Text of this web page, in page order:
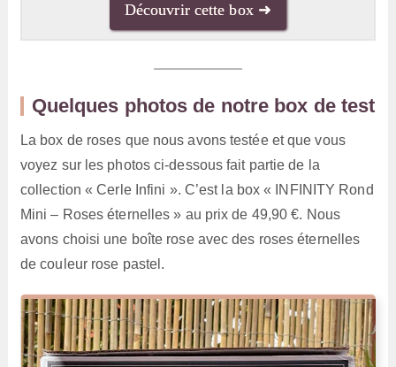
Découvrir cette box ➜
Quelques photos de notre box de test
La box de roses que nous avons testée et que vous
voyez sur les photos ci-dessous fait partie de la
collection « Cerle Infini ». C’est la box « INFINITY Rond
Mini – Roses éternelles » au prix de 49,90 €. Nous
avons choisi une boîte rose avec des roses éternelles
de couleur rose pastel.